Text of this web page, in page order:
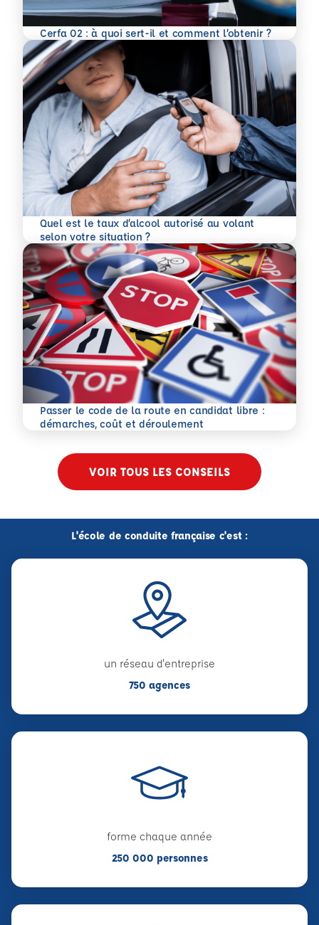
Cerfa 02 : à quoi sert-il et comment l’obtenir ?
En savoir plus
Quel est le taux d’alcool autorisé au volant
selon votre situation ?
En savoir plus
Passer le code de la route en candidat libre :
démarches, coût et déroulement
En savoir plus
VOIR TOUS LES CONSEILS
L'école de conduite française c'est :
un réseau d'entreprise
750 agences
forme chaque année
250 000 personnes